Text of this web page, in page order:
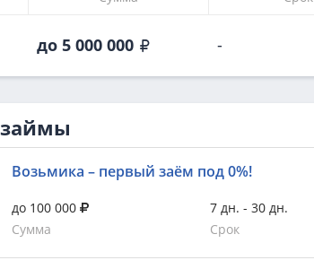
до 5 000 000 -
Возьмика – первый заём под 0%!
до 100 000
Сумма
7 дн. - 30 дн.
Срок